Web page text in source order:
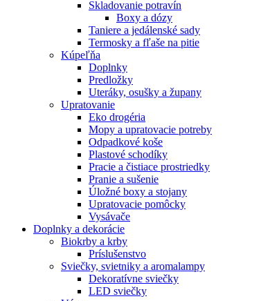
Skladovanie potravín
Boxy a dózy
Taniere a jedálenské sady
Termosky a fľaše na pitie
Kúpeľňa
Doplnky
Predložky
Uteráky, osušky a župany
Upratovanie
Eko drogéria
Mopy a upratovacie potreby
Odpadkové koše
Plastové schodíky
Pracie a čistiace prostriedky
Pranie a sušenie
Úložné boxy a stojany
Upratovacie pomôcky
Vysávače
Doplnky a dekorácie
Biokrby a krby
Príslušenstvo
Sviečky, svietniky a aromalampy
Dekoratívne sviečky
LED sviečky